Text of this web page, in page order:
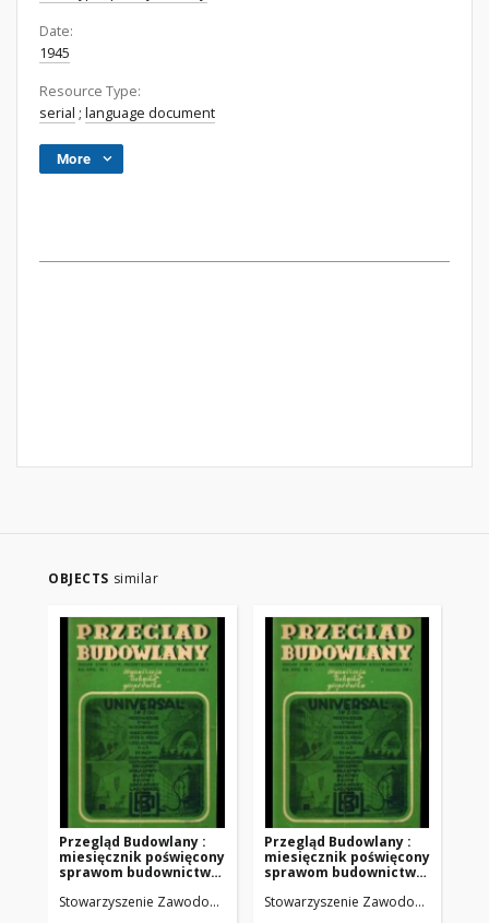
Date:
1945
Resource Type:
serial ; language document
More
OBJECTS similar
Przegląd Budowlany :
miesięcznik poświęcony
sprawom budownictwa
Zawodowego
Stowarzyszenie Zawodowe Przemysłowców Budowlanych
Przegląd Budowlany :
miesięcznik poświęcony
sprawom budownictwa
Zawodowego
Stowarzyszenie Zawodowe